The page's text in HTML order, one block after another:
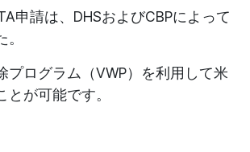
申請は、DHSおよびCBPによって
プログラム（VWP）を利用して米
とが可能です。